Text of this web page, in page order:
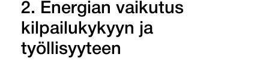
2. Energian vaikutus
kilpailukykyyn ja
työllisyyteen